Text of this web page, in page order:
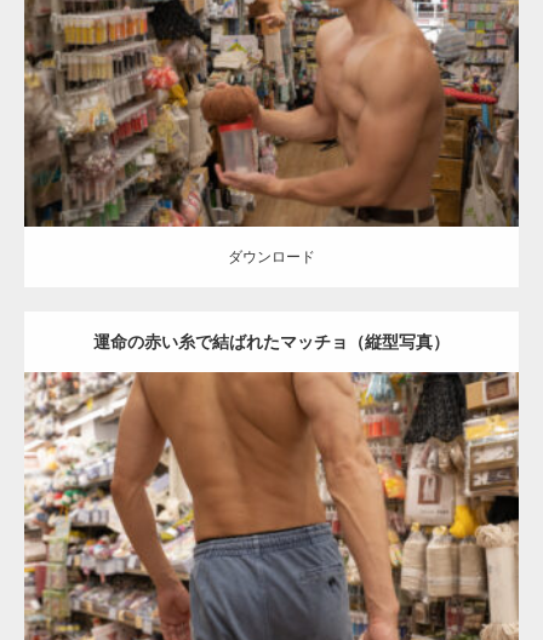
Category:手芸屋さんのマッチョ（方南町） kaichan
AKIHITO(細マッ
チョ) SOSUKE 肩 方南町（東京）
ダウンロード
ダウンロード
運命の赤い糸で結ばれたマッチョ（縦型写真）
2024.06.23
Category: 手芸屋さんのマッチョ（方南町） kaichanAKIHITO(細マッ
チョ) 上腕三頭筋 背中 方南町（東京）
ダウンロード